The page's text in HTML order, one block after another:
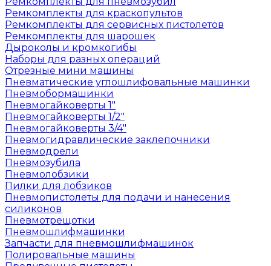
Ремкомплекты для краскопультов
Ремкомплекты для сервисных пистолетов
Ремкомплекты для шарошек
Дыроколы и кромкогибы
Наборы для разных операций
Отрезные мини машины
Пневматические углошлифовальные машинки
Пневмобормашинки
Пневмогайковерты 1"
Пневмогайковерты 1/2"
Пневмогайковерты 3/4"
Пневмогидравлические заклепочники
Пневмодрели
Пневмозубила
Пневмолобзики
Пилки для лобзиков
Пневмопистолеты для подачи и нанесения
силиконов
Пневмотрещотки
Пневмошлифмашинки
Запчасти для пневмошлифмашинок
Полировальные машины